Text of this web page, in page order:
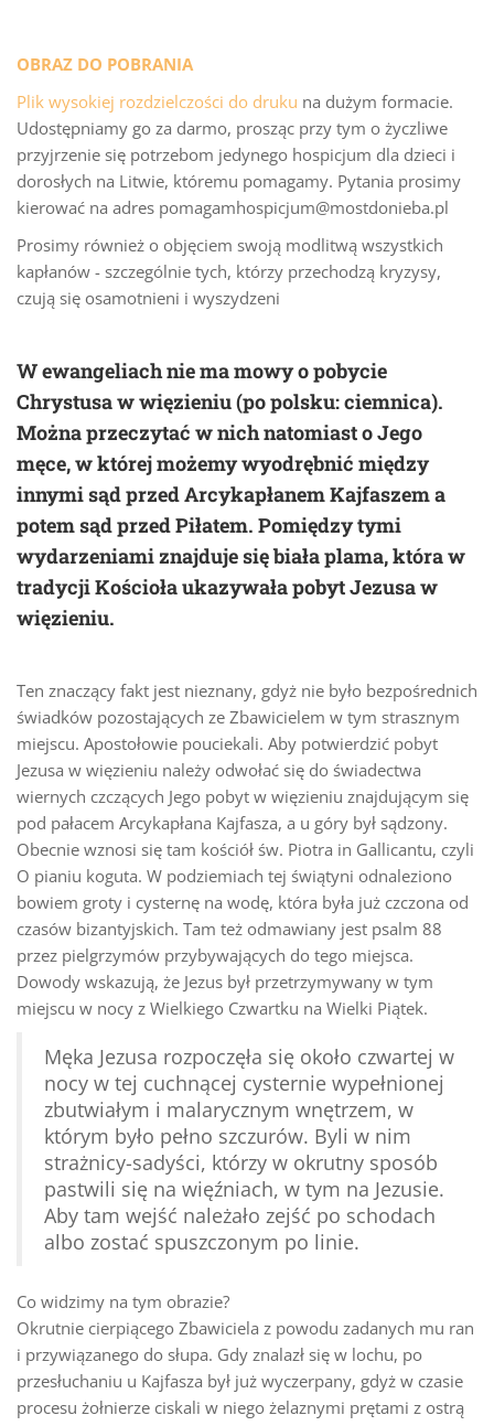
OBRAZ DO POBRANIA
Plik wysokiej rozdzielczości do druku na dużym formacie.
Udostępniamy go za darmo, prosząc przy tym o życzliwe
przyjrzenie się potrzebom jedynego hospicjum dla dzieci i
dorosłych na Litwie, któremu pomagamy. Pytania prosimy
kierować na adres pomagamhospicjum@mostdonieba.pl
Prosimy również o objęciem swoją modlitwą wszystkich
kapłanów - szczególnie tych, którzy przechodzą kryzysy,
czują się osamotnieni i wyszydzeni
W ewangeliach nie ma mowy o pobycie
Chrystusa w więzieniu (po polsku: ciemnica).
Można przeczytać w nich natomiast o Jego
męce, w której możemy wyodrębnić między
innymi sąd przed Arcykapłanem Kajfaszem a
potem sąd przed Piłatem. Pomiędzy tymi
wydarzeniami znajduje się biała plama, która w
tradycji Kościoła ukazywała pobyt Jezusa w
więzieniu.
Ten znaczący fakt jest nieznany, gdyż nie było bezpośrednich
świadków pozostających ze Zbawicielem w tym strasznym
miejscu. Apostołowie pouciekali. Aby potwierdzić pobyt
Jezusa w więzieniu należy odwołać się do świadectwa
wiernych czczących Jego pobyt w więzieniu znajdującym się
pod pałacem Arcykapłana Kajfasza, a u góry był sądzony.
Obecnie wznosi się tam kościół św. Piotra in Gallicantu, czyli
O pianiu koguta. W podziemiach tej świątyni odnaleziono
bowiem groty i cysternę na wodę, która była już czczona od
czasów bizantyjskich. Tam też odmawiany jest psalm 88
przez pielgrzymów przybywających do tego miejsca.
Dowody wskazują, że Jezus był przetrzymywany w tym
miejscu w nocy z Wielkiego Czwartku na Wielki Piątek.
Męka Jezusa rozpoczęła się około czwartej w
nocy w tej cuchnącej cysternie wypełnionej
zbutwiałym i malarycznym wnętrzem, w
którym było pełno szczurów. Byli w nim
strażnicy-sadyści, którzy w okrutny sposób
pastwili się na więźniach, w tym na Jezusie.
Aby tam wejść należało zejść po schodach
albo zostać spuszczonym po linie.
Co widzimy na tym obrazie?
Okrutnie cierpiącego Zbawiciela z powodu zadanych mu ran
i przywiązanego do słupa. Gdy znalazł się w lochu, po
przesłuchaniu u Kajfasza był już wyczerpany, gdyż w czasie
procesu żołnierze ciskali w niego żelaznymi prętami z ostrą